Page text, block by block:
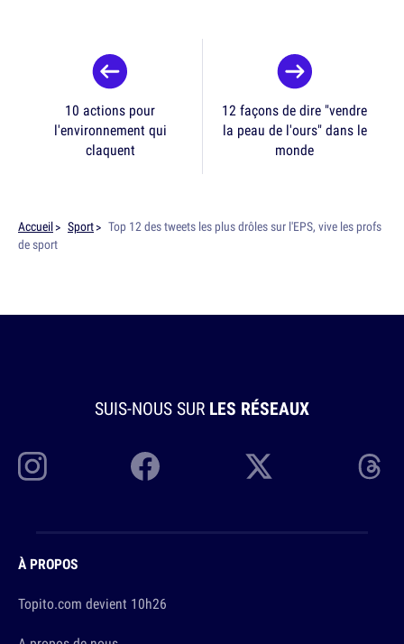
10 actions pour
l'environnement qui
claquent
12 façons de dire "vendre
la peau de l'ours" dans le
monde
Accueil Sport
Top 12 des tweets les plus drôles sur l'EPS, vive les profs
de sport
SUIS-NOUS SUR LES RÉSEAUX
À PROPOS
Topito.com devient 10h26